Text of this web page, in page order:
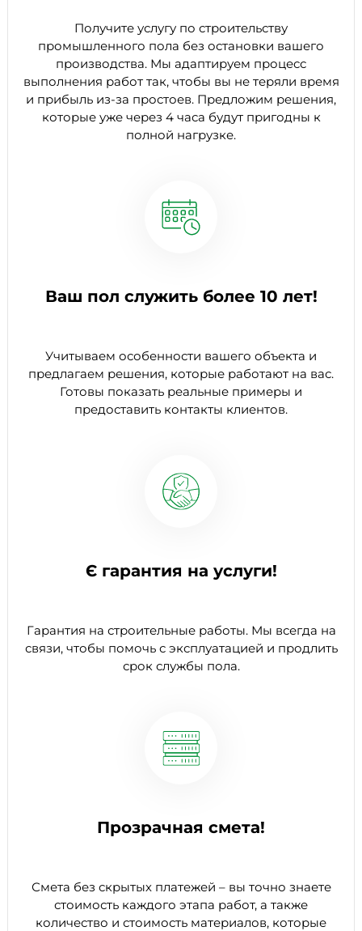
Получите услугу по строительству
промышленного пола без остановки вашего
производства. Мы адаптируем процесс
выполнения работ так, чтобы вы не теряли время
и прибыль из-за простоев. Предложим решения,
которые уже через 4 часа будут пригодны к
полной нагрузке.
Ваш пол служить более 10 лет!
Учитываем особенности вашего объекта и
предлагаем решения, которые работают на вас.
Готовы показать реальные примеры и
предоставить контакты клиентов.
Є гарантия на услуги!
Гарантия на строительные работы. Мы всегда на
связи, чтобы помочь с эксплуатацией и продлить
срок службы пола.
Прозрачная смета!
Смета без скрытых платежей – вы точно знаете
стоимость каждого этапа работ, а также
количество и стоимость материалов, которые